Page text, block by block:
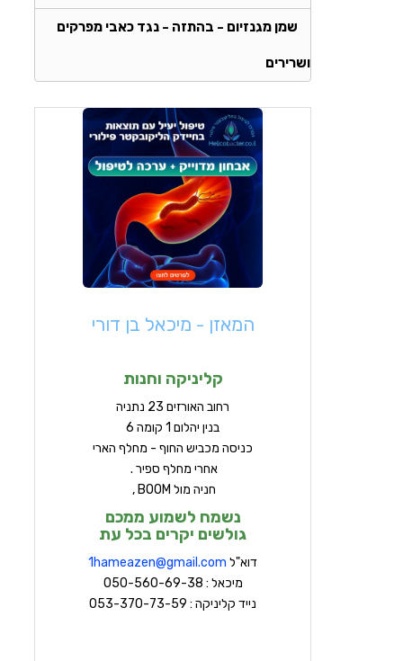
שמן מגנזיום - בהתזה - נגד כאבי מפרקים
ושרירים
המאזן - מיכאל בן דורי
קליניקה וחנות
רחוב האורזים 23 נתניה
בנין יהלום 1 קומה 6
כניסה מכביש החוף - מחלף הארי
אחרי מחלף ספיר .
חניה מול BOOM ,
נשמח לשמוע ממכם
גולשים יקרים בכל עת
דוא"ל 1 hameazen@gmail.com
מיכאל : 050-560-69-38
נייד קליניקה : 053-370-73-59